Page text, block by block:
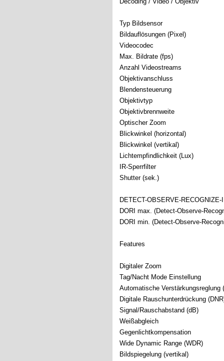
Typ Bildsensor
Bildauflösungen (Pixel)
Videocodec
Max. Bildrate (fps)
Anzahl Videostreams
Objektivanschluss
Blendensteuerung
Objektivtyp
Objektivbrennweite
Optischer Zoom
Blickwinkel (horizontal)
Blickwinkel (vertikal)
Lichtempfindlichkeit (Lux)
IR-Sperrfilter
Shutter (sek.)
DETECT-OBSERVE-RECOGNIZE-
DORI max. (Detect-Observe-
DORI min. (Detect-Observe-
Features
Digitaler Zoom
Tag/Nacht Mode Einstellung
Automatische Verstärkungsreglung
Digitale Rauschunterdrückung
Signal/Rauschabstand (dB)
Weißabgleich
Gegenlichtkompensation
Wide Dynamic Range (WDR)
Bildspiegelung (vertikal)